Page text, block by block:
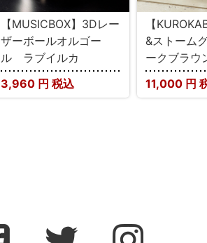
【MUSICBOX】3Dレー
ザーボールオルゴー
ル ラブイルカ
3,960 円 税込
【
&ストーム
ークブラウ
11,000 円